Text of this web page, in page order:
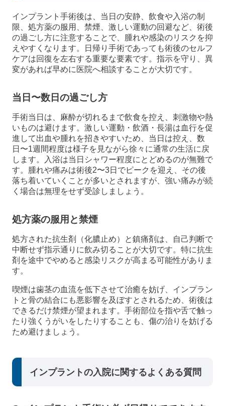
インプラント手術後は、当日の安静、飲食や入浴の制
限、処方薬の服用、禁煙、激しい運動の回避など、術後
の過ごし方に注意することで、腫れや感染のリスクを抑
えやすくなります。日帰り手術であっても術後のセルフ
ケアは回復を左右する重要な要素です。指示を守り、異
変があれば早めに医院へ相談することが大切です。
当日〜数日の過ごし方
手術当日は、麻酔が切れるまで飲食を控え、刺激物や熱
いものは避けます。激しい運動・飲酒・長湯は血行を促
進して出血や腫れを招きやすいため、当日は控え、数
日〜1週間程度は様子を見ながら徐々に通常の生活に戻
します。入浴は当日シャワー程度にとどめるのが無難で
す。腫れや痛みは術後2〜3日でピークを迎え、その後
落ち着いていくことが多いとされますが、強い痛みが続
く場合は無理をせず受診しましょう。
処方薬の服用と禁煙
処方された抗生剤（化膿止め）と鎮痛剤は、自己判断で
中断せず指示通りに飲み切ることが大切です。特に抗生
剤を途中でやめると感染リスクが高まる可能性がありま
す。
喫煙は歯茎の血流を低下させて治癒を妨げ、インプラン
トと骨の結合にも悪影響を及ぼすとされるため、術後は
できるだけ禁煙が望まれます。手術部位を指や舌で触っ
たり強くうがいをしたりすることも、傷の治りを妨げる
ため避けましょう。
インプラントの入院に関するよくある質問